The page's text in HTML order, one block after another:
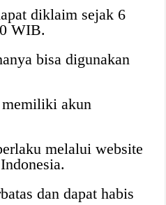
diklaim sejak 6
WIB.
bisa digunakan
akun
melalui website
dan dapat habis